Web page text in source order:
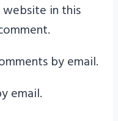
website in this
by email.
email.